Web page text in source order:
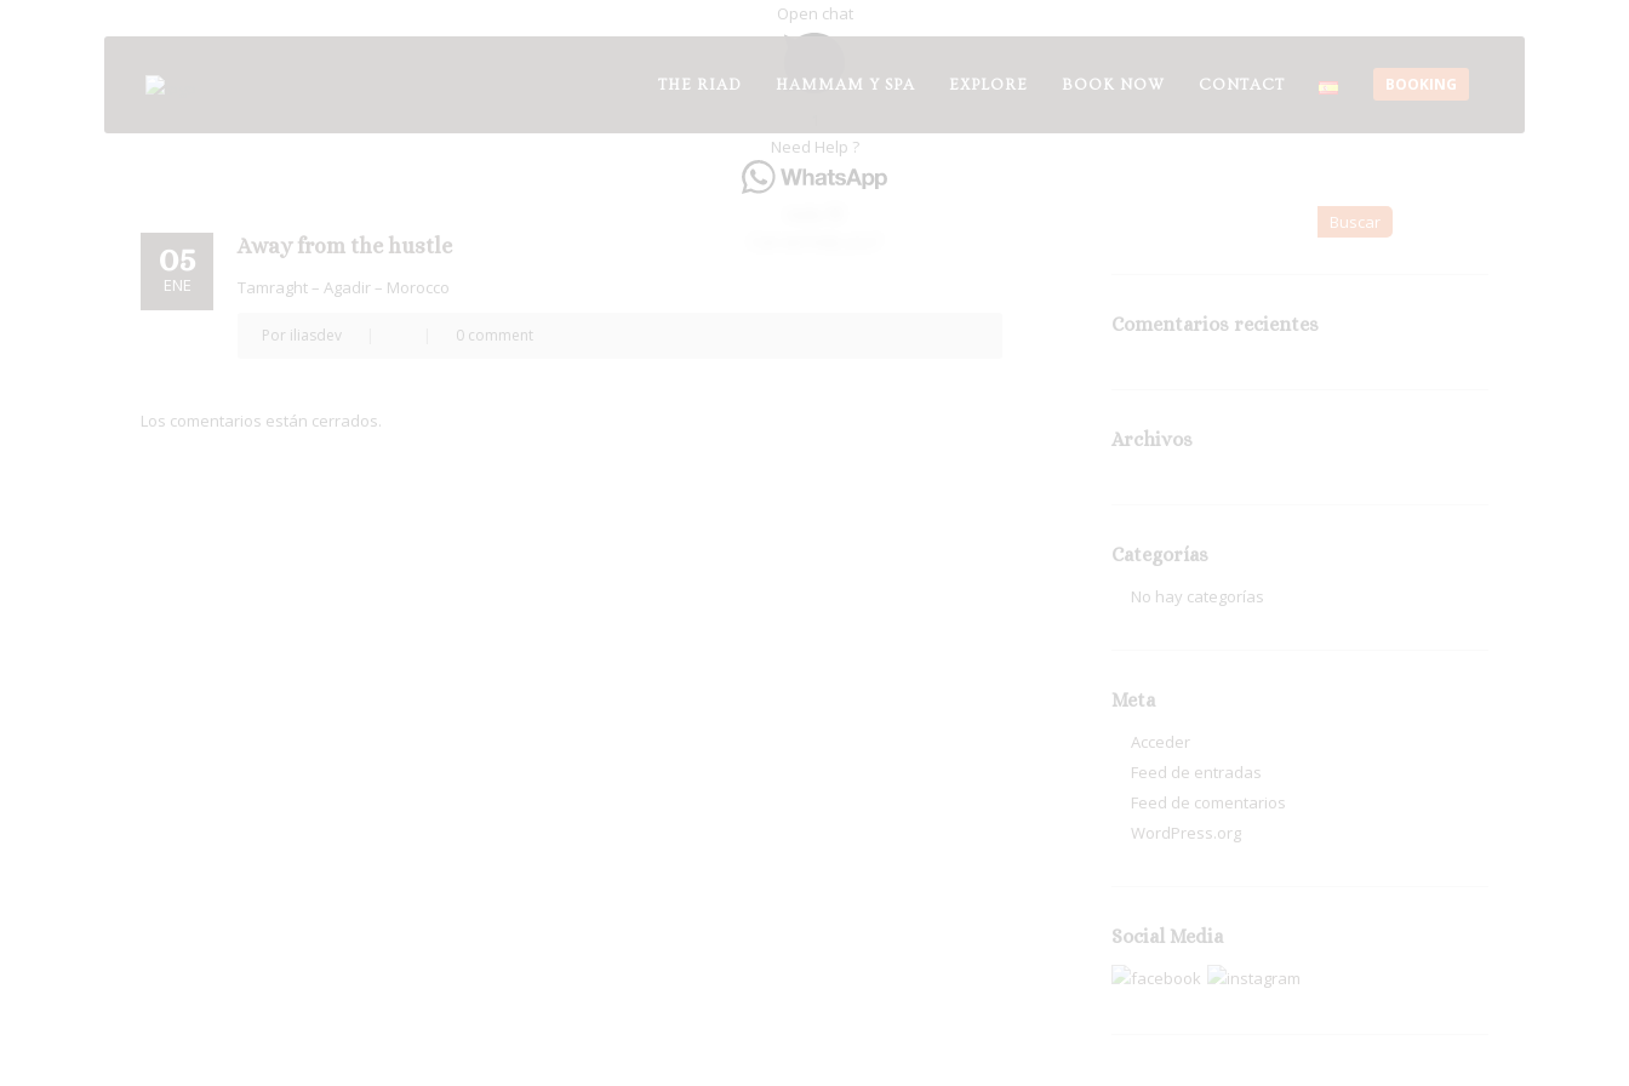
BOOKING
THE RIAD HAMMAM Y SPA EXPLORE BOOK NOW CONTACT
05
ENE
Away from the hustle
Tamraght – Agadir – Morocco
Por iliasdev 0 comment
Los comentarios están cerrados.
Comentarios recientes
Archivos
Categorías
No hay categorías
Meta
Acceder
Feed de entradas
Feed de comentarios
WordPress.org
Social Media
Open chat
Need Help ?